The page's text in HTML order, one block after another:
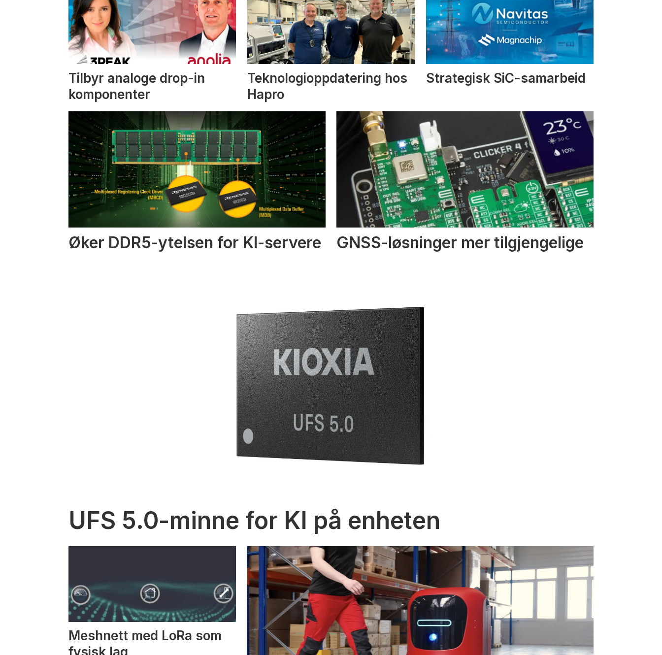
Tilbyr analoge drop-in
komponenter
Teknologioppdatering hos
Hapro
Strategisk SiC-samarbeid
Øker DDR5-ytelsen for KI-servere GNSS-løsninger mer tilgjengelige
UFS 5.0-minne for KI på enheten
Meshnett med LoRa som
fysisk lag